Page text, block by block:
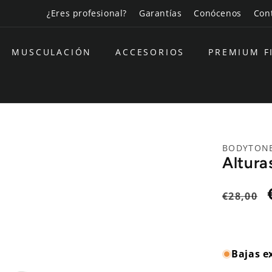
¿Eres profesional? Garantías Conócenos
MUSCULACIÓN ACCESORIOS PREMIUM
Precio
€28,00
Bajas